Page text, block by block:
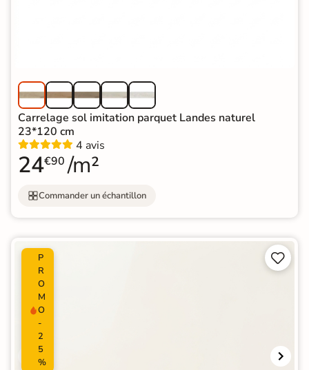
Carrelage sol imitation parquet Landes naturel
23*120 cm
4 avis
24€90 /m²
Commander un échantillon
P
R
O
M
O
-
2
5
%

